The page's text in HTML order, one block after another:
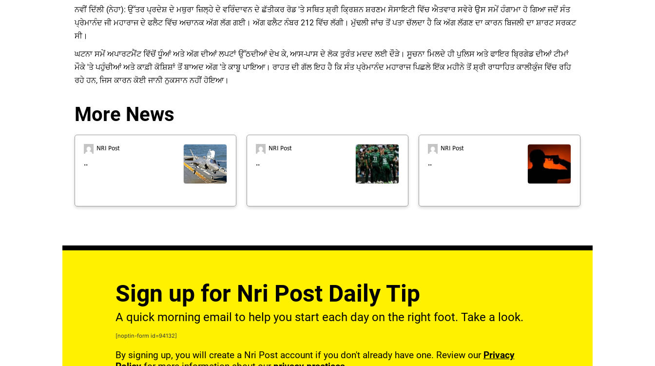
ਨਵੀਂ ਦਿੱਲੀ (ਨੇਹਾ): ਉੱਤਰ ਪ੍ਰਦੇਸ਼ ਦੇ ਮਥੁਰਾ ਜ਼ਿਲ੍ਹੇ ਦੇ ਵਰਿੰਦਾਵਨ ਦੇ ਛੱਤੀਕਰ ਰੋਡ 'ਤੇ ਸਥਿਤ ਸ਼੍ਰੀ ਕ੍ਰਿਸ਼ਨ ਸ਼ਰਣਮ ਸੋਸਾਇਟੀ ਵਿੱਚ ਐਤਵਾਰ ਸਵੇਰੇ ਉਸ ਸਮੇਂ ਹੰਗਾਮਾ ਹੋ ਗਿਆ ਜਦੋਂ ਸੰਤ
ਪ੍ਰੇਮਾਨੰਦ ਜੀ ਮਹਾਰਾਜ ਦੇ ਫਲੈਟ ਵਿੱਚ ਅਚਾਨਕ ਅੱਗ ਲੱਗ ਗਈ। ਅੱਗ ਫਲੈਟ ਨੰਬਰ 212 ਵਿੱਚ ਲੱਗੀ। ਮੁੱਢਲੀ ਜਾਂਚ ਤੋਂ ਪਤਾ ਚੱਲਦਾ ਹੈ ਕਿ ਅੱਗ ਲੱਗਣ ਦਾ ਕਾਰਨ ਬਿਜਲੀ ਦਾ ਸ਼ਾਰਟ ਸਰਕਟ
ਸੀ।
ਘਟਨਾ ਸਮੇਂ ਅਪਾਰਟਮੈਂਟ ਵਿੱਚੋਂ ਧੂੰਆਂ ਅਤੇ ਅੱਗ ਦੀਆਂ ਲਪਟਾਂ ਉੱਠਦੀਆਂ ਦੇਖ ਕੇ, ਆਸ-ਪਾਸ ਦੇ ਲੋਕ ਤੁਰੰਤ ਮਦਦ ਲਈ ਦੌੜੇ। ਸੂਚਨਾ ਮਿਲਦੇ ਹੀ ਪੁਲਿਸ ਅਤੇ ਫਾਇਰ ਬ੍ਰਿਗੇਡ ਦੀਆਂ ਟੀਮਾਂ
ਮੌਕੇ 'ਤੇ ਪਹੁੰਚੀਆਂ ਅਤੇ ਕਾਫ਼ੀ ਕੋਸ਼ਿਸ਼ਾਂ ਤੋਂ ਬਾਅਦ ਅੱਗ 'ਤੇ ਕਾਬੂ ਪਾਇਆ। ਰਾਹਤ ਦੀ ਗੱਲ ਇਹ ਹੈ ਕਿ ਸੰਤ ਪ੍ਰੇਮਾਨੰਦ ਮਹਾਰਾਜ ਪਿਛਲੇ ਇੱਕ ਮਹੀਨੇ ਤੋਂ ਸ਼੍ਰੀ ਰਾਧਾਹਿਤ ਕਾਲੀਕੁੰਜ ਵਿੱਚ ਰਹਿ
ਰਹੇ ਹਨ, ਜਿਸ ਕਾਰਨ ਕੋਈ ਜਾਨੀ ਨੁਕਸਾਨ ਨਹੀਂ ਹੋਇਆ।
More News
NRI Post
..
NRI Post
..
NRI Post
..
Sign up for Nri Post Daily Tip
A quick morning email to help you start each day on the right foot. Take a look.
[noptin-form id=94132]
By signing up, you will create a Nri Post account if you don't already have one. Review our Privacy